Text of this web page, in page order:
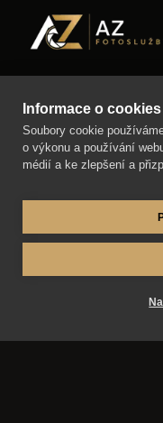
fotograf Miroslav
reportážní
Praze a okolí.
Služby
Informace o
Soubory cookie
o výkonu a používání
médií a ke zlepšení a